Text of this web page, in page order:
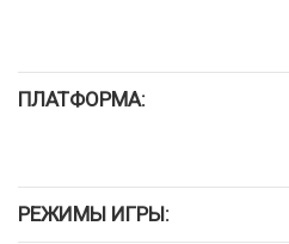
ПЛАТФОРМА:
РЕЖИМЫ ИГРЫ: